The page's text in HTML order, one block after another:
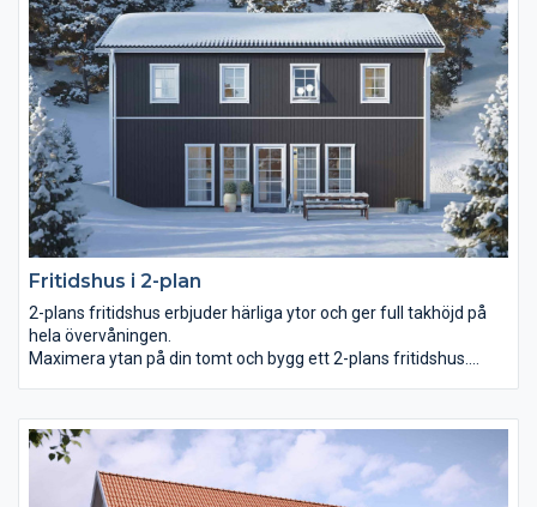
Fritidshus i 2-plan
2-plans fritidshus erbjuder härliga ytor och ger full takhöjd på
hela övervåningen.
Maximera ytan på din tomt och bygg ett 2-plans fritidshus.